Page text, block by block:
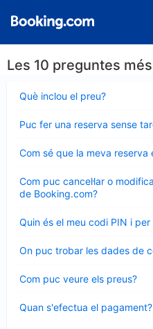
Les 10 preguntes
Què inclou el preu?
tancat
Puc fer una reserva sense
tancat
Com sé que la meva reserva
tancat
Com puc cancel·lar o
de Booking.com?
tancat
Quin és el meu codi PIN i
tancat
On puc trobar les dades de
tancat
Com puc veure els preus?
tancat
Quan s'efectua el pagament?
tancat